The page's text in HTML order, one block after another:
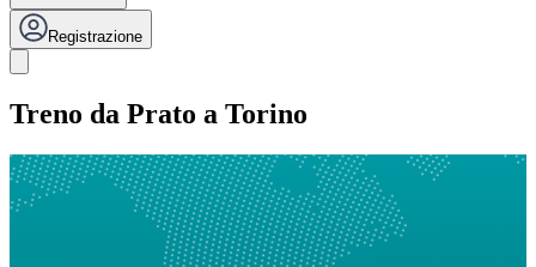
Registrazione
Treno da Prato a Torino